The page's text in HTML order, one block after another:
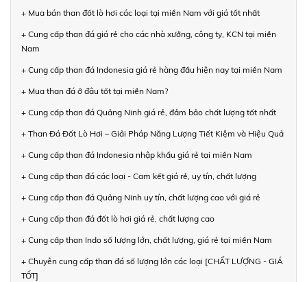
+ Mua bán than đốt lò hơi các loại tại miền Nam với giá tốt nhất
+ Cung cấp than đá giá rẻ cho các nhà xưởng, công ty, KCN tại miền
Nam
+ Cung cấp than đá Indonesia giá rẻ hàng đầu hiện nay tại miền Nam
+ Mua than đá ở đâu tốt tại miền Nam?
+ Cung cấp than đá Quảng Ninh giá rẻ, đảm bảo chất lượng tốt nhất
+ Than Đá Đốt Lò Hơi – Giải Pháp Năng Lượng Tiết Kiệm và Hiệu Quả
+ Cung cấp than đá Indonesia nhập khẩu giá rẻ tại miền Nam
+ Cung cấp than đá các loại - Cam kết giá rẻ, uy tín, chất lượng
+ Cung cấp than đá Quảng Ninh uy tín, chất lượng cao với giá rẻ
+ Cung cấp than đá đốt lò hơi giá rẻ, chất lượng cao
+ Cung cấp than Indo số lượng lớn, chất lượng, giá rẻ tại miền Nam
+ Chuyên cung cấp than đá số lượng lớn các loại [CHẤT LƯỢNG - GIÁ
TỐT]